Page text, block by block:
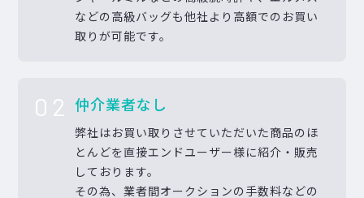
などの高級バッグも他社より高額でのお買い
取りが可能です。
02 仲介業者なし
弊社はお買い取りさせていただいた商品のほ
とんどを直接エンドユーザー様に紹介・販売
しております。
その為、業者間オークションの手数料などの